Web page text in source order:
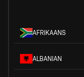
AFRIKAANS
ALBANIAN